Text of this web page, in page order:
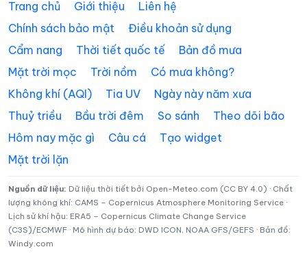
Phường Nam Đồ Sơn Phường Nam Đồng
Phường Nam Triệu Phường Ngô Quyền
Phường Nguyễn Đại
Năng
Phường Nhị Chiểu Phường Phạm Sư Mạnh
Phường Phù Liễn Phường Tân Hưng
Phường Thiên Hương Phường Thuỷ Nguyên
Phường Trần Hưng Đạo Phường Trần Liễu
Trang chủ
Giới thiệu
Liên hệ
Chính sách bảo mật
Điều khoản sử dụng
Cẩm nang
Thời tiết quốc tế
Bản đồ mưa
Mặt trời mọc
Trời nồm
Có mưa không?
Không khí (AQI)
Tia UV
Ngày này năm xưa
Thuỷ triều
Bầu trời đêm So sánh
Theo dõi bão
Hôm nay mặc gì
Câu cá
Tạo widget
Mặt trời lặn
Nguồn dữ liệu: Dữ liệu thời tiết bởi Open-Meteo.com (CC BY 4.0) · Chất
lượng không khí: CAMS – Copernicus Atmosphere Monitoring Service ·
Lịch sử khí hậu: ERA5 – Copernicus Climate Change Service
(C3S)/ECMWF · Mô hình dự báo: DWD ICON, NOAA GFS/GEFS · Bản đồ:
Windy.com